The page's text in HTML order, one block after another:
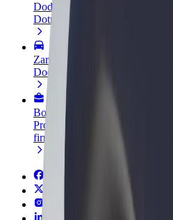
Dodaj swoją restaurację lub
Dotrzyj do większej liczby
Zarejestruj się jako właściciel
Dodaj swoją flotę do Bolt i
Bolt for Business
Produkty i usługi Bolt
firmy